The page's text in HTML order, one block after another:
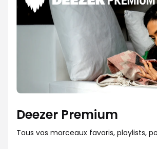
Deezer Premium
Tous vos morceaux favoris, playlists,